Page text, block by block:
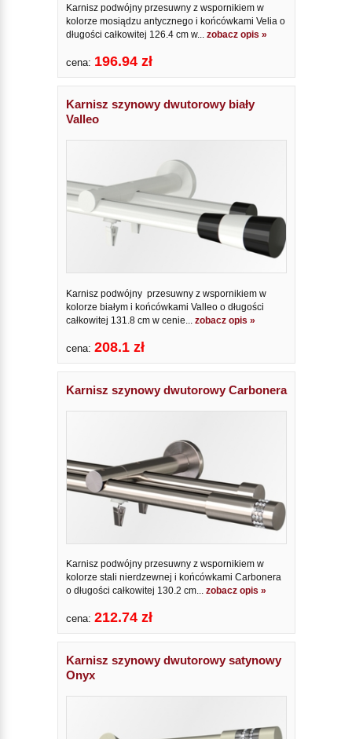
Karnisz podwójny przesuwny z wspornikiem w
kolorze mosiądzu antycznego i końcówkami Velia o
długości całkowitej 126.4 cm w... zobacz opis »
cena: 196.94 zł
Karnisz szynowy dwutorowy biały
Valleo
Karnisz podwójny przesuwny z wspornikiem w
kolorze białym i końcówkami Valleo o długości
całkowitej 131.8 cm w cenie... zobacz opis »
cena: 208.1 zł
Karnisz szynowy dwutorowy Carbonera
Karnisz podwójny przesuwny z wspornikiem w
kolorze stali nierdzewnej i końcówkami Carbonera
o długości całkowitej 130.2 cm... zobacz opis »
cena: 212.74 zł
Karnisz szynowy dwutorowy satynowy
Onyx